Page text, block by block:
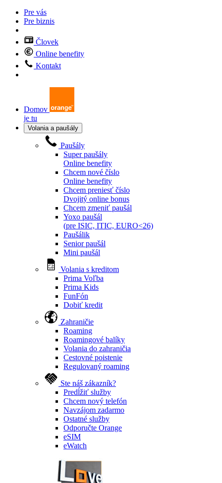
Pre vás
Pre biznis
Človek
Online benefity
Kontakt
Domov
je tu
Volania a paušály
Paušály
Super paušály
Online benefity
Chcem nové číslo
Online benefity
Chcem preniesť číslo
Dvojitý online bonus
Chcem zmeniť paušál
Yoxo paušál
(pre ISIC, ITIC, EURO<26)
Paušálik
Senior paušál
Mini paušál
Volania s kreditom
Prima Voľba
Prima Kids
FunFón
Dobiť kredit
Zahraničie
Roaming
Roamingové balíky
Volania do zahraničia
Cestovné poistenie
Regulovaný roaming
Ste náš zákazník?
Predĺžiť služby
Chcem nový telefón
Navzájom zadarmo
Ostatné služby
Odporučte Orange
eSIM
eWatch